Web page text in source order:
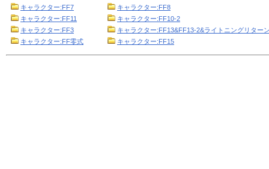
キャラクター:FF7
キャラクター:FF8
キャラクター:FF11
キャラクター:FF10-2
キャラクター:FF3
キャラクター:FF13&FF13-2&ライトニングリター
キャラクター:FF零式
キャラクター:FF15